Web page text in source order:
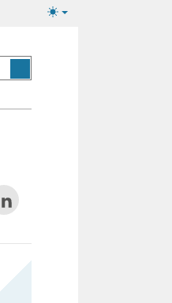
Lichte/donkere